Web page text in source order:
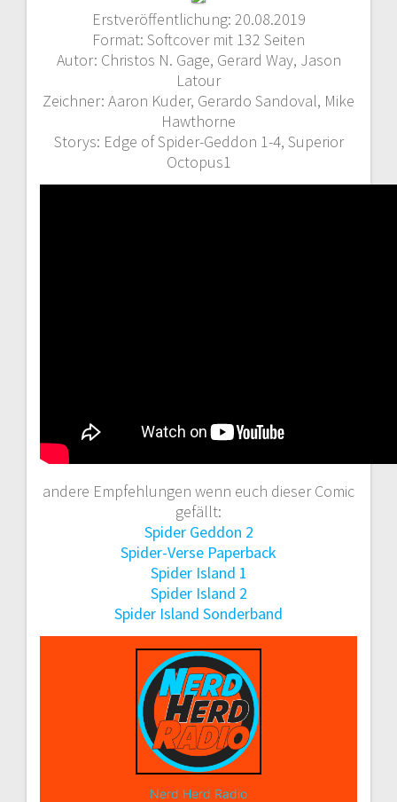
Erstveröffentlichung: 20.08.2019
Format: Softcover mit 132 Seiten
Autor: Christos N. Gage, Gerard Way, Jason
Latour
Zeichner: Aaron Kuder, Gerardo Sandoval, Mike
Hawthorne
Storys: Edge of Spider-Geddon 1-4, Superior
Octopus1
andere Empfehlungen wenn euch dieser Comic
gefällt:
Spider Geddon 2
Spider-Verse Paperback
Spider Island 1
Spider Island 2
Spider Island Sonderband